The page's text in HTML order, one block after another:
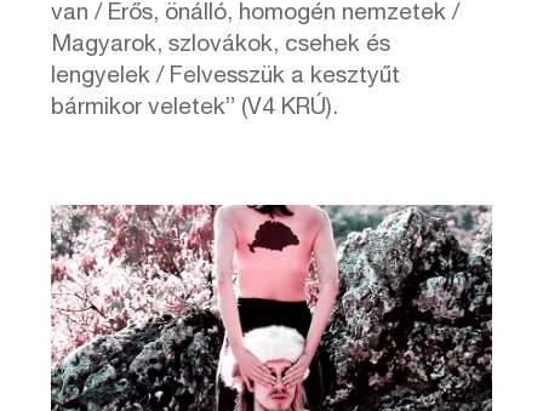
van / Erős, önálló, homogén nemzetek /
Magyarok, szlovákok, csehek és
lengyelek / Felvesszük a kesztyűt
bármikor veletek” (V4 KRÚ).